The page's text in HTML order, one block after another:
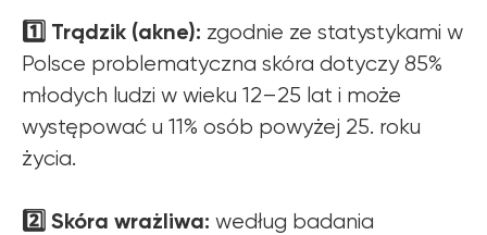
1️⃣ Trądzik (akne): zgodnie ze statystykami w
Polsce problematyczna skóra dotyczy 85%
młodych ludzi w wieku 12–25 lat i może
występować u 11% osób powyżej 25. roku
życia.
2️⃣ Skóra wrażliwa: według badania